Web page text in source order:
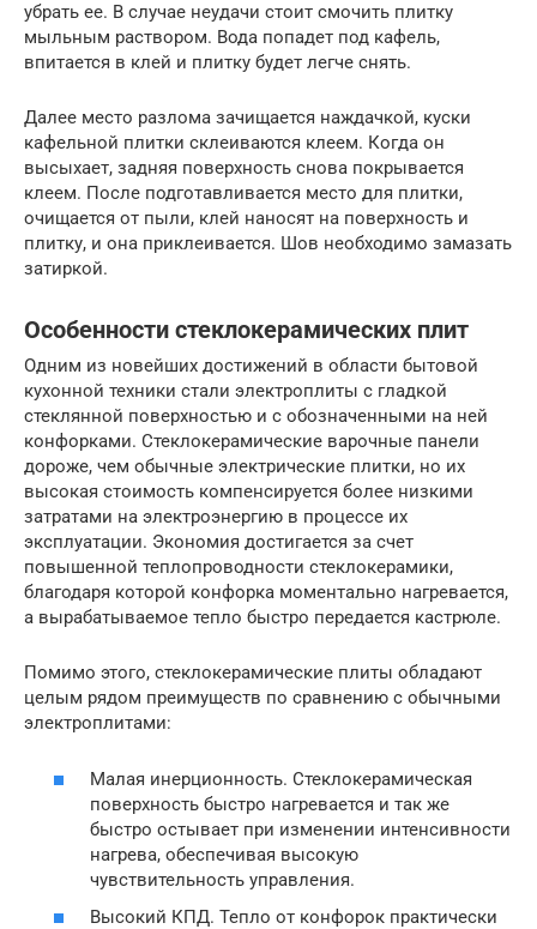
убрать ее. В случае неудачи стоит смочить плитку
мыльным раствором. Вода попадет под кафель,
впитается в клей и плитку будет легче снять.
Далее место разлома зачищается наждачкой, куски
кафельной плитки склеиваются клеем. Когда он
высыхает, задняя поверхность снова покрывается
клеем. После подготавливается место для плитки,
очищается от пыли, клей наносят на поверхность и
плитку, и она приклеивается. Шов необходимо замазать
затиркой.
Особенности стеклокерамических плит
Одним из новейших достижений в области бытовой
кухонной техники стали электроплиты с гладкой
стеклянной поверхностью и с обозначенными на ней
конфорками. Стеклокерамические варочные панели
дороже, чем обычные электрические плитки, но их
высокая стоимость компенсируется более низкими
затратами на электроэнергию в процессе их
эксплуатации. Экономия достигается за счет
повышенной теплопроводности стеклокерамики,
благодаря которой конфорка моментально нагревается,
а вырабатываемое тепло быстро передается кастрюле.
Помимо этого, стеклокерамические плиты обладают
целым рядом преимуществ по сравнению с обычными
электроплитами:
Малая инерционность. Стеклокерамическая
поверхность быстро нагревается и так же
быстро остывает при изменении интенсивности
нагрева, обеспечивая высокую
чувствительность управления.
Высокий КПД. Тепло от конфорок практически